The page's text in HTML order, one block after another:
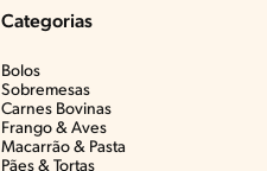
Categorias
Bolos
Sobremesas
Carnes Bovinas​
Frango & Aves​
Macarrão & Pasta​
Pães & Tortas​